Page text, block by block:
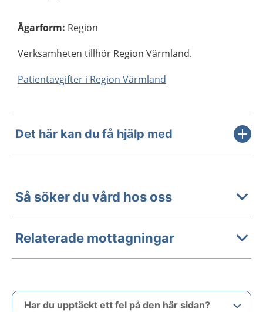
Ägarform: Region
Verksamheten tillhör Region Värmland.
Patientavgifter i Region Värmland
Det här kan du få hjälp med
Så söker du vård hos oss
Relaterade mottagningar
Har du upptäckt ett fel på den här sidan?